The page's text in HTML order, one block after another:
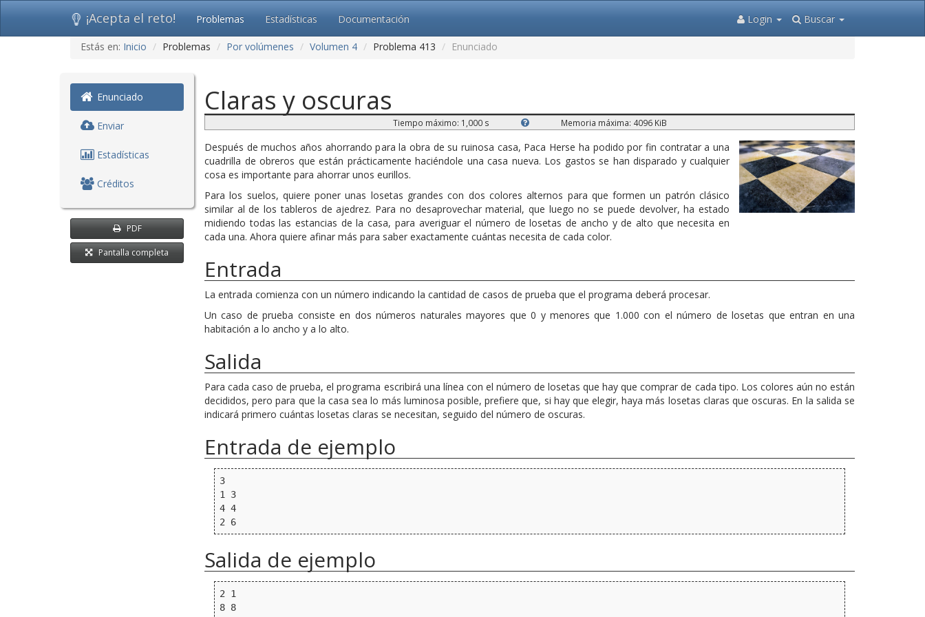
Ir
¡Acepta el reto! Problemas Estadísticas Documentación Buscar
Login
Estás en: Inicio Problemas Por volúmenes Volumen 4 Problema 413 Enunciado
Enunciado
Enviar
Estadísticas
Créditos
PDF
Pantalla completa
Claras y oscuras
Tiempo máximo: 1,000 s Memoria máxima: 4096 KiB
Después de muchos años ahorrando para la obra de su ruinosa casa, Paca Herse ha podido por fin contratar a una
cuadrilla de obreros que están prácticamente haciéndole una casa nueva. Los gastos se han disparado y cualquier
cosa es importante para ahorrar unos eurillos.
Para los suelos, quiere poner unas losetas grandes con dos colores alternos para que formen un patrón clásico
similar al de los tableros de ajedrez. Para no desaprovechar material, que luego no se puede devolver, ha estado
midiendo todas las estancias de la casa, para averiguar el número de losetas de ancho y de alto que necesita en
cada una. Ahora quiere afinar más para saber exactamente cuántas necesita de cada color.
Entrada
La entrada comienza con un número indicando la cantidad de casos de prueba que el programa deberá procesar.
Un caso de prueba consiste en dos números naturales mayores que 0 y menores que 1.000 con el número de losetas que entran en una
habitación a lo ancho y a lo alto.
Salida
Para cada caso de prueba, el programa escribirá una línea con el número de losetas que hay que comprar de cada tipo. Los colores aún no están
decididos, pero para que la casa sea lo más luminosa posible, prefiere que, si hay que elegir, haya más losetas claras que oscuras. En la salida se
indicará primero cuántas losetas claras se necesitan, seguido del número de oscuras.
Entrada de ejemplo
3
1 3
4 4
Salida de ejemplo
2 1
8 8